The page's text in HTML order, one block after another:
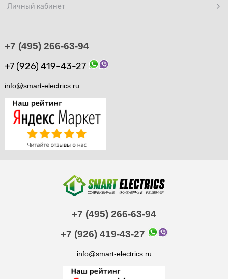
Личный кабинет
+7 (495) 266-63-94
+7 (926) 419-43-27
info@smart-electrics.ru
+7 (495) 266-63-94
+7 (926) 419-43-27
info@smart-electrics.ru